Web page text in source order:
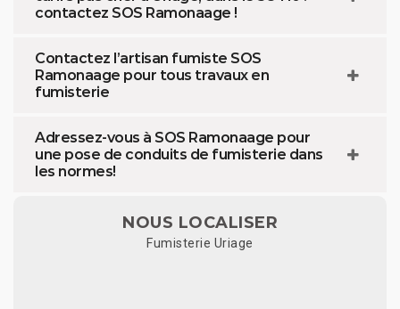
contactez SOS Ramonaage !
Contactez l’artisan fumiste SOS
Ramonaage pour tous travaux en
fumisterie
Adressez-vous à SOS Ramonaage pour
une pose de conduits de fumisterie dans
les normes!
NOUS LOCALISER
Fumisterie Uriage